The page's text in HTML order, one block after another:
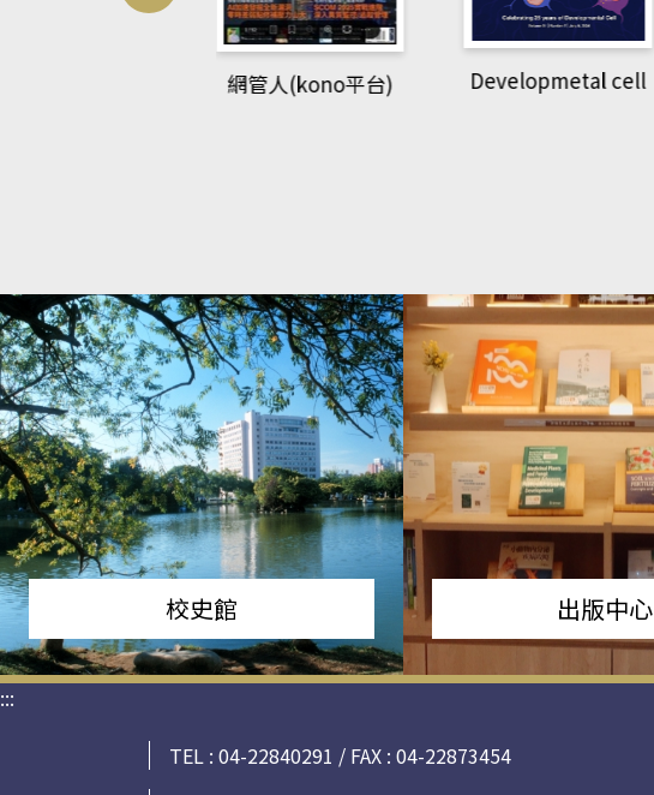
網管人(kono平台) Developmetal cell
校史館 出版中心
:::
TEL : 04-22840291 / FAX : 04-22873454